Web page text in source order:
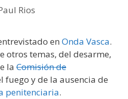
Rios
en Onda Vasca.
otros temas, del desarme,
la Comisión de
fuego y de la ausencia de
penitenciaria.